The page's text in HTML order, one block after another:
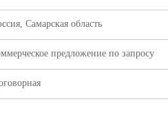
Самарская область
предложение по запросу